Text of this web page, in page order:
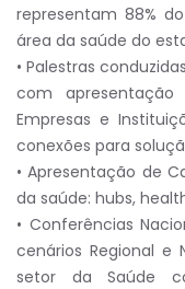
representam 88%
área da saúde do
• Palestras
com apresentação
Empresas e
conexões para
• Apresentação de
da saúde: hubs,
• Conferências
cenários Regional e
setor da Saúde